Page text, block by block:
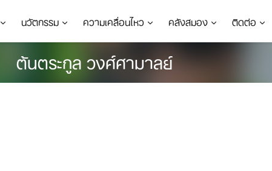
นวัตกรรม ความเคลื่อนไหว คลังสมอง ติดต่อ
ต้นตระกูล วงศ์ศามาลย์